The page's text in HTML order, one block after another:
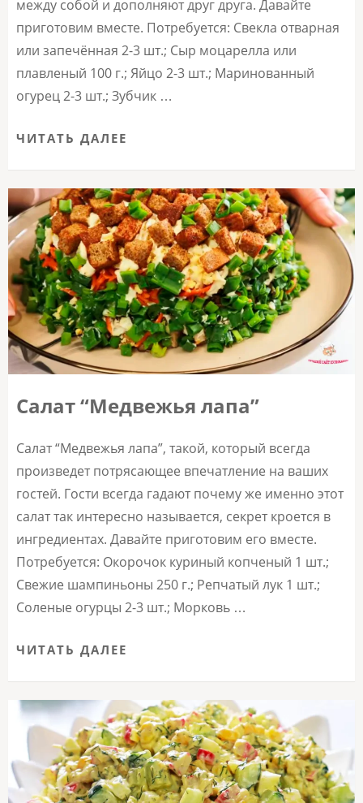
между собой и дополняют друг друга. Давайте
приготовим вместе. Потребуется: Свекла отварная
или запечённая 2-3 шт.; Сыр моцарелла или
плавленый 100 г.; Яйцо 2-3 шт.; Маринованный
огурец 2-3 шт.; Зубчик …
ЧИТАТЬ ДАЛЕЕ
Салат “Медвежья лапа”
Салат “Медвежья лапа”, такой, который всегда
произведет потрясающее впечатление на ваших
гостей. Гости всегда гадают почему же именно этот
салат так интересно называется, секрет кроется в
ингредиентах. Давайте приготовим его вместе.
Потребуется: Окорочок куриный копченый 1 шт.;
Свежие шампиньоны 250 г.; Репчатый лук 1 шт.;
Соленые огурцы 2-3 шт.; Морковь …
ЧИТАТЬ ДАЛЕЕ